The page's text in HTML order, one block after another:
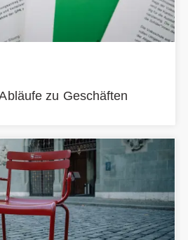
zu Geschäften